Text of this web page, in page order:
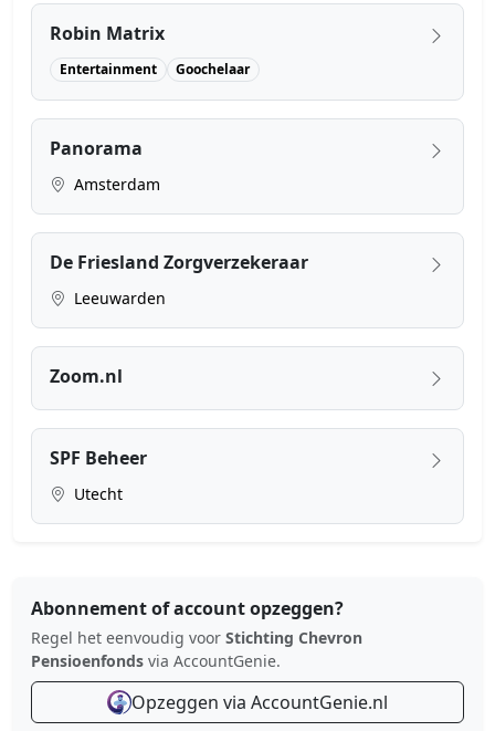
Robin Matrix
Entertainment Goochelaar
Panorama
Amsterdam
De Friesland Zorgverzekeraar
Leeuwarden
Zoom.nl
SPF Beheer
Utecht
Abonnement of account opzeggen?
Regel het eenvoudig voor Stichting Chevron
Pensioenfonds via AccountGenie.
Opzeggen via AccountGenie.nl